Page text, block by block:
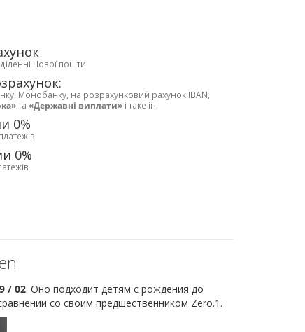
Нової пошти
Монобанку, на розрахунковий рахунок IBAN,
та «Державні виплати» і таке ін.
0%
0%
/ 02. Оно подходит детям с рождения до
со своим предшественником Zero.1.